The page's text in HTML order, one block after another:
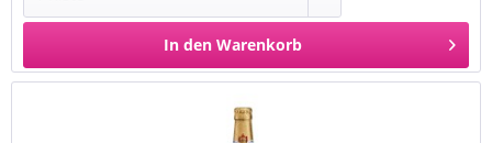
In den Warenkorb